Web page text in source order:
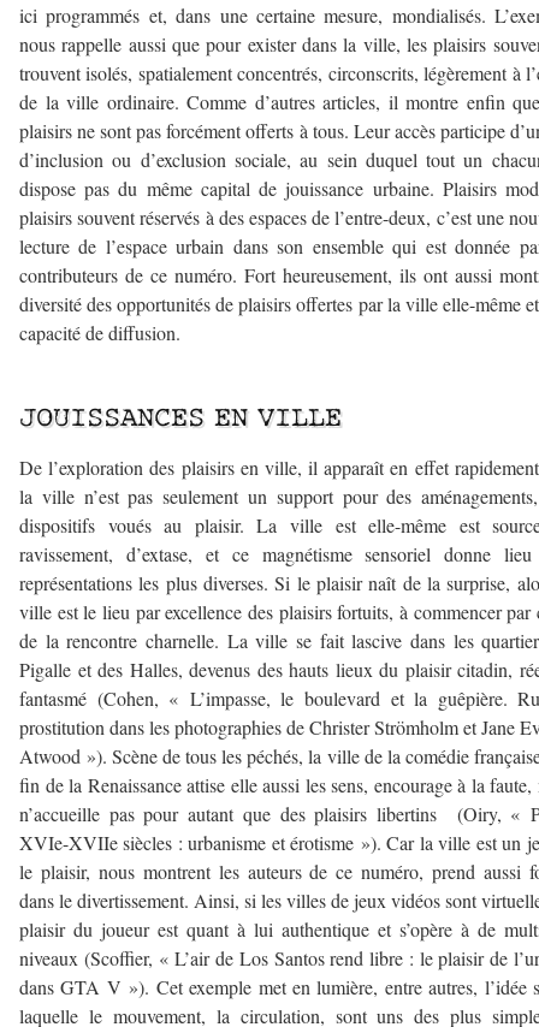
ici programmés et, dans une certaine mesure, mondialisés.
nous rappelle aussi que pour exister dans la ville, les plaisirs
trouvent isolés, spatialement concentrés, circonscrits, légèrement à
de la ville ordinaire. Comme d’autres articles, il montre enfin
plaisirs ne sont pas forcément offerts à tous. Leur accès participe
d’inclusion ou d’exclusion sociale, au sein duquel tout un
dispose pas du même capital de jouissance urbaine. Plaisirs
plaisirs souvent réservés à des espaces de l’entre-deux, c’est une
lecture de l’espace urbain dans son ensemble qui est donnée
contributeurs de ce numéro. Fort heureusement, ils ont aussi
diversité des opportunités de plaisirs offertes par la ville elle-même
capacité de diffusion.
JOUISSANCES EN VILLE
De l’exploration des plaisirs en ville, il apparaît en effet
la ville n’est pas seulement un support pour des
dispositifs voués au plaisir. La ville est elle-même est
ravissement, d’extase, et ce magnétisme sensoriel donne
représentations les plus diverses. Si le plaisir naît de la surprise,
ville est le lieu par excellence des plaisirs fortuits, à commencer par
de la rencontre charnelle. La ville se fait lascive dans les
Pigalle et des Halles, devenus des hauts lieux du plaisir citadin,
fantasmé (Cohen, « L’impasse, le boulevard et la guêpière.
prostitution dans les photographies de Christer Strömholm et Jane
Atwood »). Scène de tous les péchés, la ville de la comédie
fin de la Renaissance attise elle aussi les sens, encourage à la faute,
n’accueille pas pour autant que des plaisirs libertins (Oiry, «
XVIe-XVIIe siècles : urbanisme et érotisme »). Car la ville est un
le plaisir, nous montrent les auteurs de ce numéro, prend aussi
dans le divertissement. Ainsi, si les villes de jeux vidéos sont
plaisir du joueur est quant à lui authentique et s’opère à de
niveaux (Scoffier, « L’air de Los Santos rend libre : le plaisir de
dans GTA V »). Cet exemple met en lumière, entre autres, l’idée
laquelle le mouvement, la circulation, sont uns des plus